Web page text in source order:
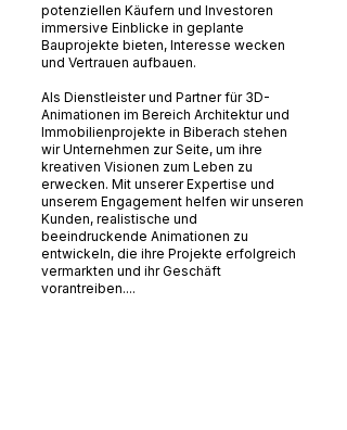
potenziellen Käufern und Investoren
immersive Einblicke in geplante
Bauprojekte bieten, Interesse wecken
und Vertrauen aufbauen.
Als Dienstleister und Partner für 3D-
Animationen im Bereich Architektur und
Immobilienprojekte in Biberach stehen
wir Unternehmen zur Seite, um ihre
kreativen Visionen zum Leben zu
erwecken. Mit unserer Expertise und
unserem Engagement helfen wir unseren
Kunden, realistische und
beeindruckende Animationen zu
entwickeln, die ihre Projekte erfolgreich
vermarkten und ihr Geschäft
vorantreiben....